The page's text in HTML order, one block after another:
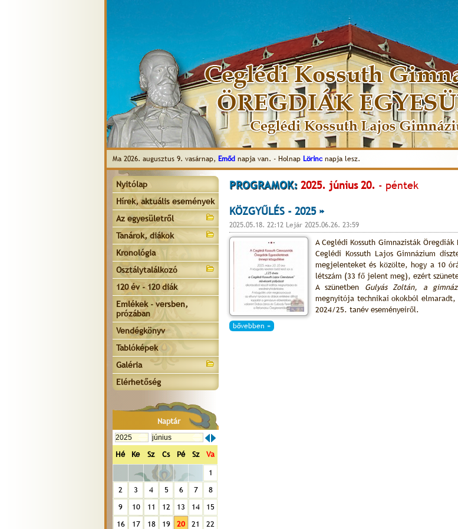
Ma 2026. augusztus 9. vasárnap, Emőd napja van. - Holnap Lörinc napja lesz.
Nyitólap
Hírek, aktuális események
Az egyesületről
Tanárok, diákok
Kronológia
Osztálytalálkozó
120 év - 120 diák
Emlékek - versben,
prózában
Vendégkönyv
Tablóképek
Galéria
Elérhetőség
Naptár
Hé Ke Sz Cs Pé Sz Va
1
2
3 4 5 6 7
8
9
10 11 12 13 14
15
16
17 18 19 20 21 22
PROGRAMOK: 2025. június 20. - péntek
KÖZGYŰLÉS - 2025 »
2025.05.18. 22:12 Lejár 2025.06.26. 23:59
A Ceglédi Kossuth Gimnazisták
Ceglédi Kossuth Lajos Gimnázium
megjelenteket és közölte, hogy a 10
létszám (33 fő jelent meg), ezért
A szünetben Gulyás Zoltán, a
megnyitója technikai okokból
2024/25. tanév eseményeiről.
bővebben »